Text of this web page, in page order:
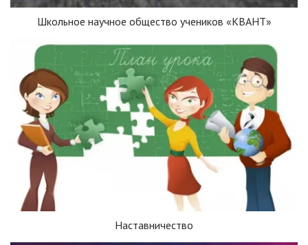
Школьное научное общество учеников «КВАНТ»
Наставничество